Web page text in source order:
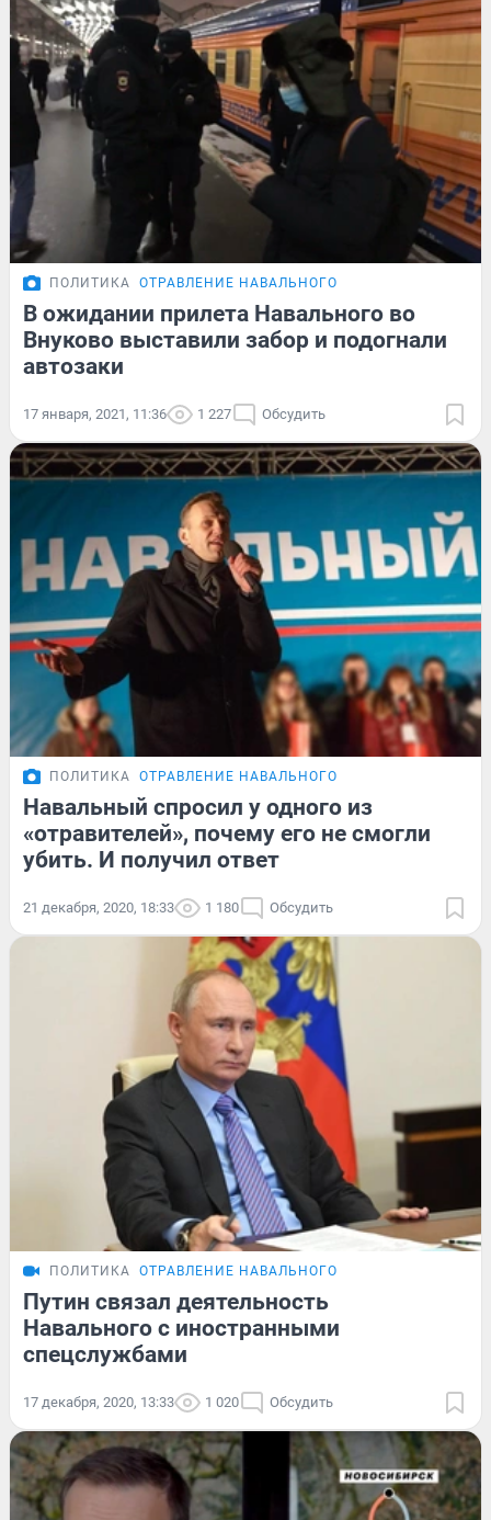
ПОЛИТИКА ОТРАВЛЕНИЕ НАВАЛЬНОГО
В ожидании прилета Навального во
Внуково выставили забор и подогнали
автозаки
17 января, 2021, 11:36 1 227 Обсудить
ПОЛИТИКА ОТРАВЛЕНИЕ НАВАЛЬНОГО
Навальный спросил у одного из
«отравителей», почему его не смогли
убить. И получил ответ
21 декабря, 2020, 18:33 1 180 Обсудить
ПОЛИТИКА ОТРАВЛЕНИЕ НАВАЛЬНОГО
Путин связал деятельность
Навального с иностранными
спецслужбами
17 декабря, 2020, 13:33 1 020 Обсудить